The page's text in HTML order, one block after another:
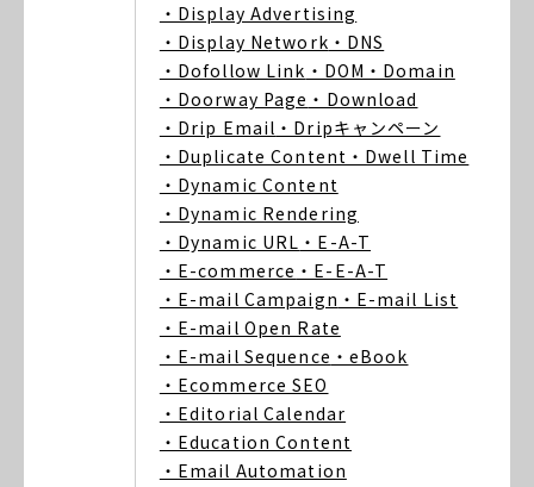
・Display Advertising
・Display Network ・DNS
・Dofollow Link ・DOM ・Domain
・Doorway Page ・Download
・Drip Email ・Dripキャンペーン
・Duplicate Content ・Dwell Time
・Dynamic Content
・Dynamic Rendering
・Dynamic URL ・E-A-T
・E-commerce ・E-E-A-T
・E-mail Campaign ・E-mail List
・E-mail Open Rate
・E-mail Sequence ・eBook
・Ecommerce SEO
・Editorial Calendar
・Education Content
・Email Automation